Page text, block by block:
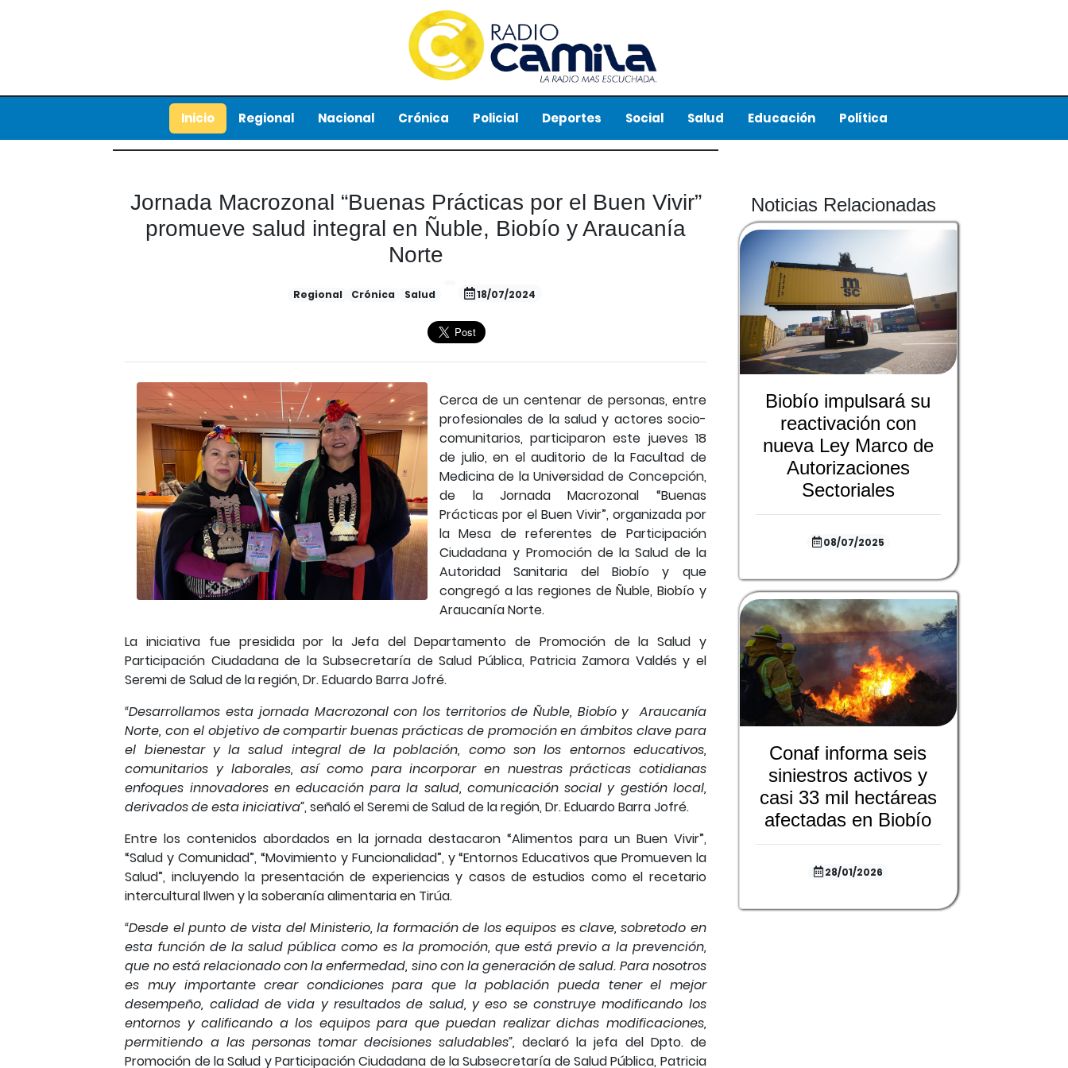
Inicio Regional Nacional Crónica Policial Deportes Social Salud Educación Política
Jornada Macrozonal “Buenas Prácticas por el Buen Vivir”
promueve salud integral en Ñuble, Biobío y Araucanía
Norte
Regional Crónica Salud 18/07/2024
Cerca de un centenar de personas, entre
profesionales de la salud y actores socio-
comunitarios, participaron este jueves 18
de julio, en el auditorio de la Facultad de
Medicina de la Universidad de Concepción,
de la Jornada Macrozonal “Buenas
Prácticas por el Buen Vivir”, organizada por
la Mesa de referentes de Participación
Ciudadana y Promoción de la Salud de la
Autoridad Sanitaria del Biobío y que
congregó a las regiones de Ñuble, Biobío y
Araucanía Norte.
La iniciativa fue presidida por la Jefa del Departamento de Promoción de la Salud y
Participación Ciudadana de la Subsecretaría de Salud Pública, Patricia Zamora Valdés y el
Seremi de Salud de la región, Dr. Eduardo Barra Jofré.
“Desarrollamos esta jornada Macrozonal con los territorios de Ñuble, Biobío y Araucanía
Norte, con el objetivo de compartir buenas prácticas de promoción en ámbitos clave para
el bienestar y la salud integral de la población, como son los entornos educativos,
comunitarios y laborales, así como para incorporar en nuestras prácticas cotidianas
enfoques innovadores en educación para la salud, comunicación social y gestión local,
derivados de esta iniciativa”, señaló el Seremi de Salud de la región, Dr. Eduardo Barra Jofré.
Entre los contenidos abordados en la jornada destacaron “Alimentos para un Buen Vivir”,
“Salud y Comunidad”, “Movimiento y Funcionalidad”, y “Entornos Educativos que Promueven la
Salud”, incluyendo la presentación de experiencias y casos de estudios como el recetario
intercultural Ilwen y la soberanía alimentaria en Tirúa.
“Desde el punto de vista del Ministerio, la formación de los equipos es clave, sobretodo en
esta función de la salud pública como es la promoción, que está previo a la prevención,
que no está relacionado con la enfermedad, sino con la generación de salud. Para nosotros
es muy importante crear condiciones para que la población pueda tener el mejor
desempeño, calidad de vida y resultados de salud, y eso se construye modificando los
entornos y calificando a los equipos para que puedan realizar dichas modificaciones,
permitiendo a las personas tomar decisiones saludables”,declaró la jefa del Dpto. de
Promoción de la Salud y Participación Ciudadana de la Subsecretaría de Salud Pública, Patricia
Noticias Relacionadas
Biobío impulsará su
reactivación con
nueva Ley Marco de
Autorizaciones
Sectoriales
08/07/2025
Conaf informa seis
siniestros activos y
casi 33 mil hectáreas
afectadas en Biobío
28/01/2026